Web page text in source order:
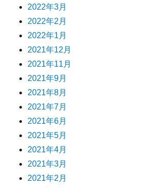
2022年3月
2022年2月
2022年1月
2021年12月
2021年11月
2021年9月
2021年8月
2021年7月
2021年6月
2021年5月
2021年4月
2021年3月
2021年2月